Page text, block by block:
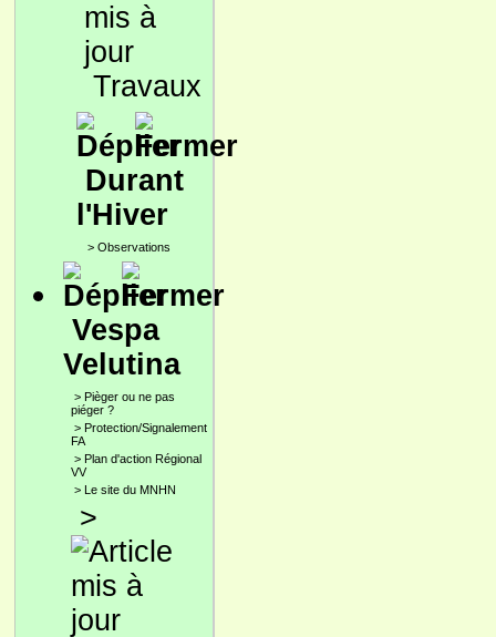
Travaux
Durant
l'Hiver
> Observations
Vespa
Velutina
> Pièger ou ne pas
piéger ?
> Protection/Signalement
FA
> Plan d'action Régional
VV
> Le site du MNHN
>